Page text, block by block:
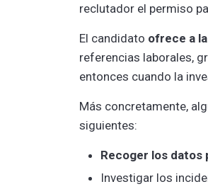
reclutador el permiso
El candidato ofrece a
referencias laborales,
entonces cuando la
Más concretamente,
siguientes:
Recoger los
Investigar los